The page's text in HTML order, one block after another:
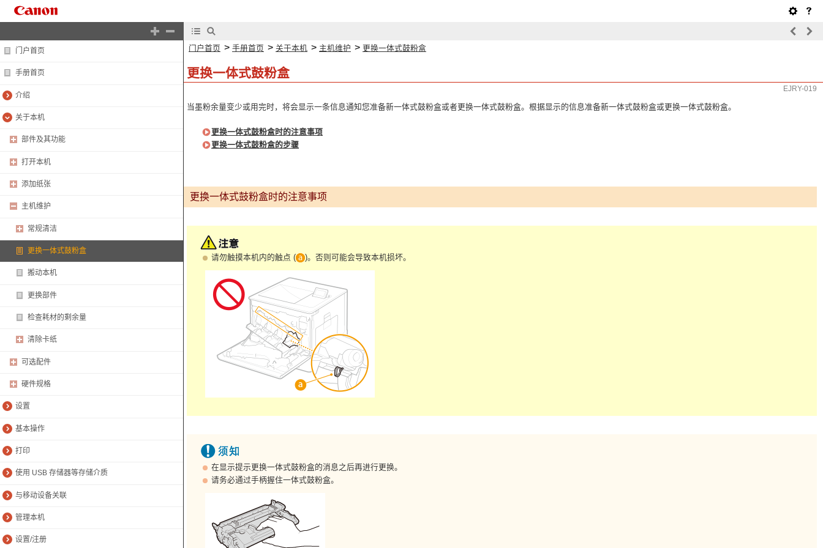
门户首页
手册首页
介绍
关于本机
部件及其功能
打开本机
添加纸张
主机维护
常规清洁
更换一体式鼓粉盒
搬动本机
更换部件
检查耗材的剩余量
清除卡纸
可选配件
硬件规格
设置
基本操作
打印
使用 USB 存储器等存储介质
与移动设备关联
管理本机
设置/注册
门户首页 > 手册首页 > 关于本机 > 主机维护 > 更换一体式鼓粉盒
更换一体式鼓粉盒
EJRY-019
当墨粉余量变少或用完时，将会显示一条信息通知您准备新一体式鼓粉盒或者更换一体式鼓粉盒。根据显示的信息准备新一体式鼓粉盒或更换一体式鼓粉盒。
更换一体式鼓粉盒时的注意事项
更换一体式鼓粉盒的步骤
更换一体式鼓粉盒时的注意事项
请勿触摸本机内的触点 ( )。否则可能会导致本机损坏。
在显示提示更换一体式鼓粉盒的消息之后再进行更换。
请务必通过手柄握住一体式鼓粉盒。